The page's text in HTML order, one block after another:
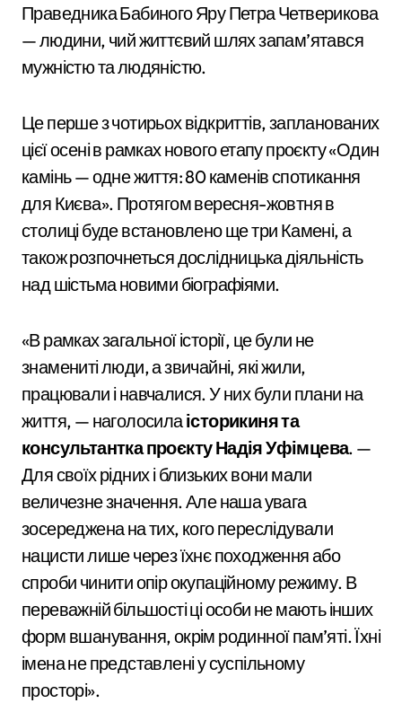
Праведника Бабиного Яру Петра Четверикова
— людини, чий життєвий шлях запам’ятався
мужністю та людяністю.
Це перше з чотирьох відкриттів, запланованих
цієї осені в рамках нового етапу проєкту «Один
камінь — одне життя: 80 каменів спотикання
для Києва». Протягом вересня-жовтня в
столиці буде встановлено ще три Камені, а
також розпочнеться дослідницька діяльність
над шістьма новими біографіями.
«В рамках загальної історії, це були не
знамениті люди, а звичайні, які жили,
працювали і навчалися. У них були плани на
життя, — наголосилаісторикиня та
консультантка проєкту Надія Уфімцева. —
Для своїх рідних і близьких вони мали
величезне значення. Але наша увага
зосереджена на тих, кого переслідували
нацисти лише через їхнє походження або
спроби чинити опір окупаційному режиму. В
переважній більшості ці особи не мають інших
форм вшанування, окрім родинної пам’яті. Їхні
імена не представлені у суспільному
просторі».